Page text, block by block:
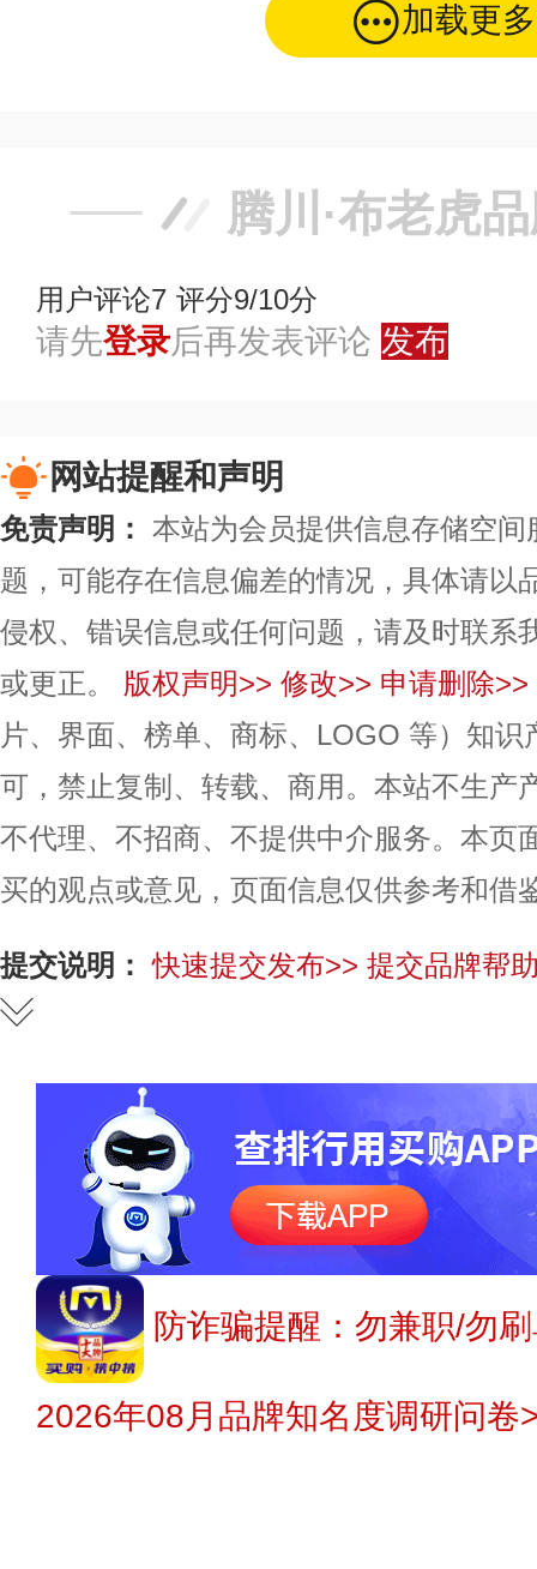
加载更多
腾川·布老虎
用户评论7 评分9/10分
请先登录后再发表评论 发布
网站提醒和声明
免责声明： 本站为会员提供信息存储空
题，可能存在信息偏差的情况，具体请以
侵权、错误信息或任何问题，请及时联系
或更正。
版权声明>> 修改>> 申请删除>>
片、界面、榜单、商标、LOGO 等）知
可，禁止复制、转载、商用。本站不生产
不代理、不招商、不提供中介服务。本页
买的观点或意见，页面信息仅供参考和借
提交说明： 快速提交发布>> 提交品牌帮
防诈骗提醒：勿兼职/勿
2026年08月品牌知名度调研问卷